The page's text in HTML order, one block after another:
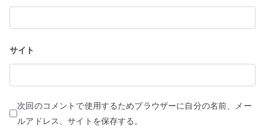
サイト
次回のコメントで使用するためブラウザーに自分の名前、メー
ルアドレス、サイトを保存する。